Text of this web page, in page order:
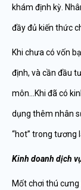
khám định kỳ.
đầy đủ kiến thức
Khi chưa có vốn
định, và cần đầu
môn…Khi đã có
dụng thêm nhân
“hot” trong tương
Kinh doanh dịch
Mốt chơi thú